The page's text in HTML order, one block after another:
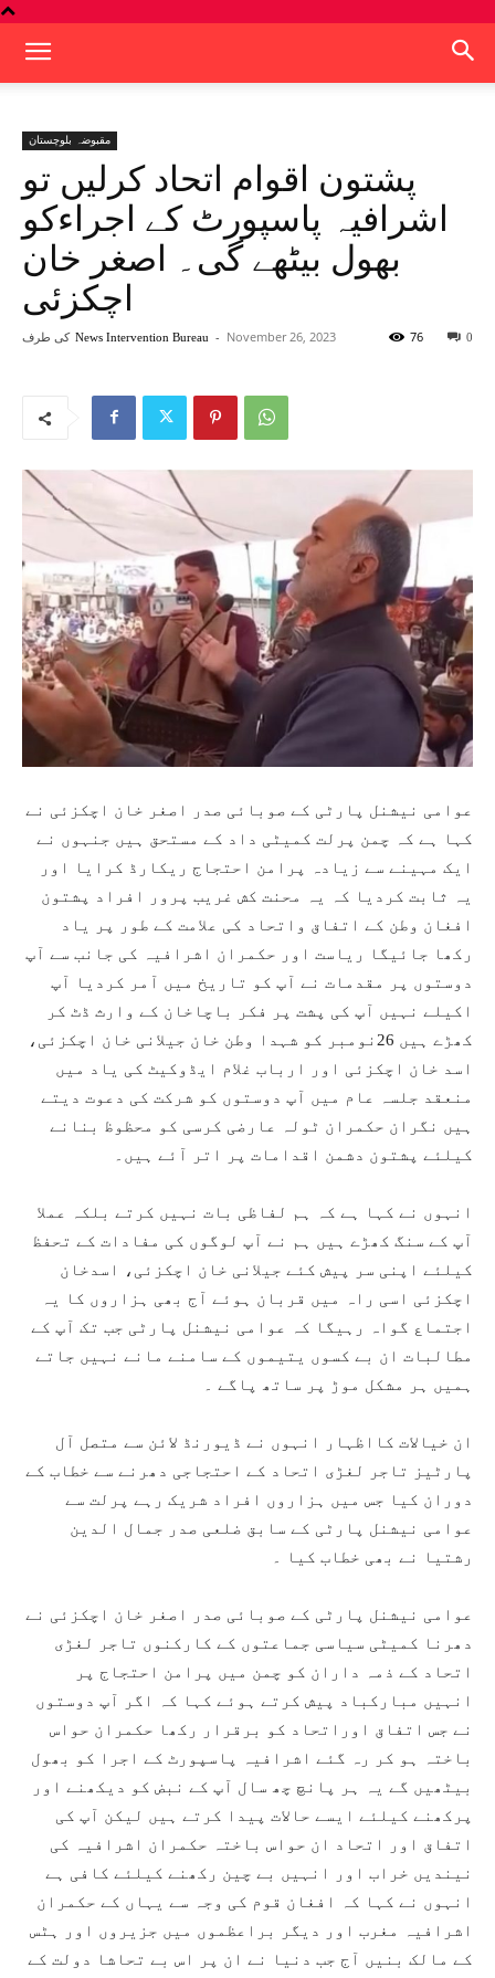
مقبوضہ بلوچستان
پشتون اقوام اتحاد کرلیں تو
اشرافیہ پاسپورٹ کے اجراءکو
بھول بیٹھے گی۔ اصغر خان
اچکزئی
کی طرف News Intervention Bureau - November 26, 2023 0
76
عوامی نیشنل پارٹی کے صوبائی صدر اصغر خان اچکزئی نے
کہا ہے کہ چمن پرلت کمیٹی داد کے مستحق ہیں جنہوں نے
ایک مہینے سے زیادہ پرامن احتجاج ریکارڈ کرایا اور
یہ ثابت کردیا کہ یہ محنت کش غریب پرور افراد پشتون
افغان وطن کے اتفاق واتحاد کی علامت کے طور پر یاد
رکھا جائیگا ریاست اور حکمران اشرافیہ کی جانب سے آپ
دوستوں پر مقدمات نے آپ کو تاریخ میں آمر کردیا آپ
اکیلے نہیں آپ کی پشت پر فکر باچاخان کے وارث ڈٹ کر
کھڑے ہیں 26نومبر کو شہدا وطن خان جیلانی خان اچکزئی،
اسد خان اچکزئی اور ارباب غلام ایڈوکیٹ کی یاد میں
منعقد جلسہ عام میں آپ دوستوں کو شرکت کی دعوت دیتے
ہیں نگران حکمران ٹولہ عارضی کرسی کو محظوظ بنانے
کیلئے پشتون دشمن اقدامات پر اتر آئے ہیں۔
انہوں نے کہا ہے کہ ہم لفاظی بات نہیں کرتے بلکہ عملا
آپ کے سنگ کھڑے ہیں ہم نے آپ لوگوں کی مفادات کے تحفظ
کیلئے اپنی سر پیش کئے جیلانی خان اچکزئی، اسدخان
اچکزئی اسی راہ میں قربان ہوئے آج بھی ہزاروں کا یہ
اجتماع گواہ رہیگا کہ عوامی نیشنل پارٹی جب تک آپ کے
مطالبات ان بے کسوں یتیموں کے سامنے مانے نہیں جاتے
ہمیں ہر مشکل موڑ پر ساتھ پاگے ۔
ان خیالات کااظہار انہوں نے ڈیورنڈ لائن سے متصل آل
پارٹیز تاجر لغڑی اتحاد کے احتجاجی دھرنے سے خطاب کے
دوران کیا جس میں ہزاروں افراد شریک رہے پرلت سے
عوامی نیشنل پارٹی کے سابق ضلعی صدر جمال الدین
رشتیا نے بھی خطاب کیا ۔
عوامی نیشنل پارٹی کے صوبائی صدر اصغر خان اچکزئی نے
دھرنا کمیٹی سیاسی جماعتوں کے کارکنوں تاجر لغڑی
اتحاد کے ذمہ داران کو چمن میں پرامن احتجاج پر
انہیں مبارکباد پیش کرتے ہوئے کہا کہ اگر آپ دوستوں
نے جس اتفاق اوراتحاد کو برقرار رکھا حکمران حواس
باختہ ہو کر رہ گئے اشرافیہ پاسپورٹ کے اجرا کو بھول
بیٹھیں گے یہ ہر پانچ چھ سال آپ کے نبض کو دیکھنے اور
پرکھنے کیلئے ایسے حالات پیدا کرتے ہیں لیکن آپ کی
اتفاق اور اتحاد ان حواس باختہ حکمران اشرافیہ کی
نیندیں خراب اور انہیں بے چین رکھنے کیلئے کافی ہے
انہوں نے کہا کہ افغان قوم کی وجہ سے یہاں کے حکمران
اشرافیہ مغرب اور دیگر براعظموں میں جزیروں اور ہٹس
کے مالک بنیں آج جب دنیا نے ان پر اس بے تحاشا دولت کے